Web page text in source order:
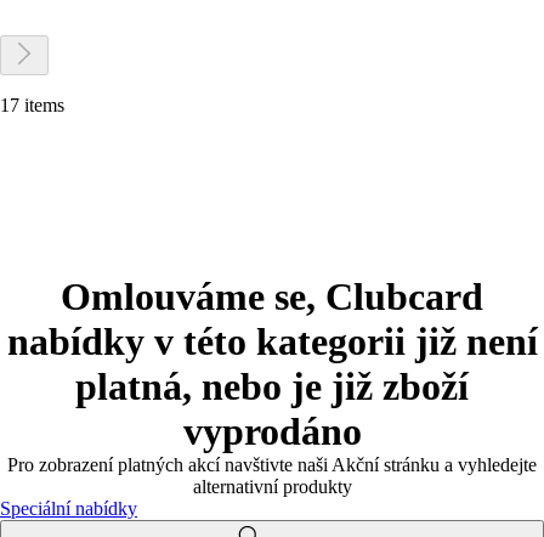
17 items
Omlouváme se, Clubcard
nabídky v této kategorii již není
platná, nebo je již zboží
vyprodáno
Pro zobrazení platných akcí navštivte naši Akční stránku a vyhledejte
alternativní produkty
Speciální nabídky